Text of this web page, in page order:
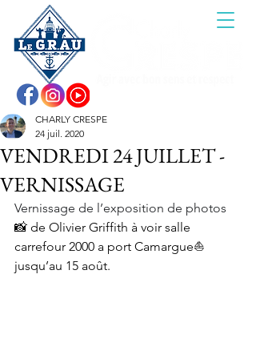
VENDREDI 24 JUILLET -
VERNISSAGE
CHARLY CRESPE
24 juil. 2020
Vernissage de l’exposition de photos
📸 de Olivier Griffith à voir salle
carrefour 2000 a port Camargue⛵️
jusqu’au 15 août.